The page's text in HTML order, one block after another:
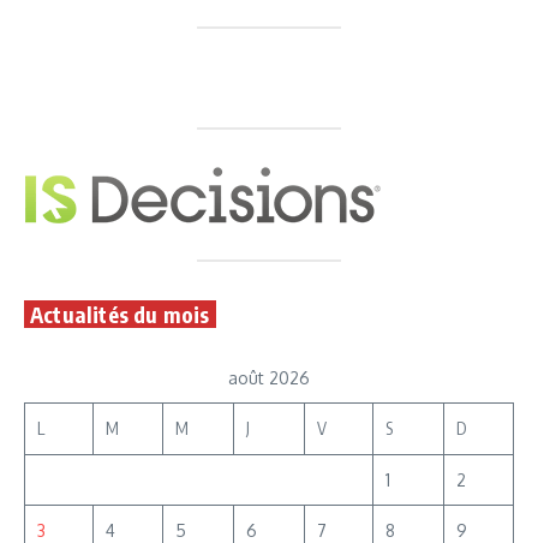
Actualités du mois
août 2026
L M M J V S D
1 2
3 4 5 6 7 8 9